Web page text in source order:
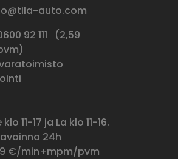
auto.com
92 111 (2,59
11-17 ja La klo 11-16.
24h
€/min+mpm/pvm